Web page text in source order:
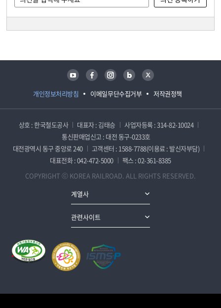
개인정보처리방침 이메일무단수집거부 저작권정책
유튜브 페이스북 인스타그램 블로그 트위터
상호 : 한국철도공사 대표자 : 김태승
사업자등록 : 314-82-10024
통신판매업신고 : 대전 동구-0233호
대전광역시 동구 중앙로 240
고객센터 : 1588-7788(이용료 : 발신자부담)
대표전화 : 042-472-5000
팩스 : 02-361-8385
COPYRIGHT ⓒ KOREA RAILROAD. ALL RIGHTS RESERVED.
계열사
관련사이트